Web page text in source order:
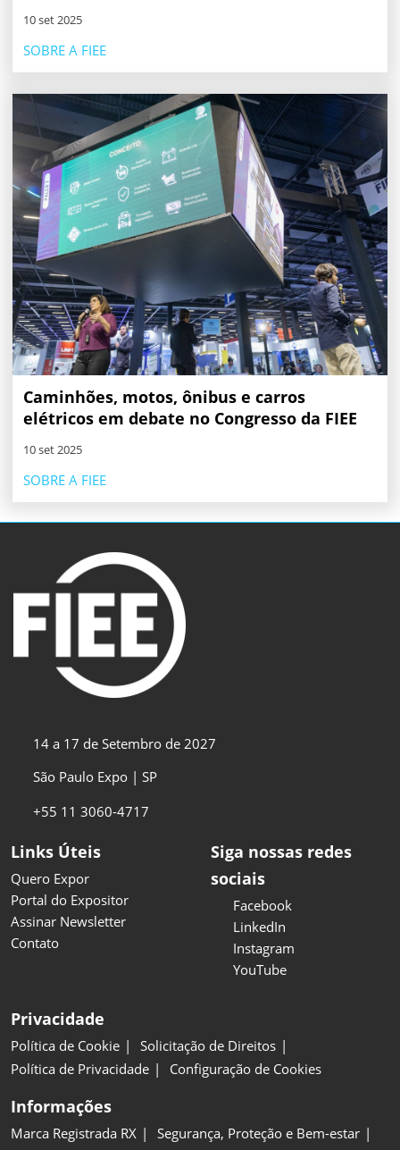
10 set 2025
SOBRE A FIEE
Caminhões, motos, ônibus e carros
elétricos em debate no Congresso da FIEE
10 set 2025
SOBRE A FIEE
14 a 17 de Setembro de 2027
São Paulo Expo | SP
+55 11 3060-4717
Links Úteis
Quero Expor
Portal do Expositor
Assinar Newsletter
Contato
Siga nossas redes
sociais
Facebook
LinkedIn
Instagram
YouTube
Privacidade
Política de Cookie
Solicitação de Direitos
Política de Privacidade
Configuração de Cookies
Informações
Marca Registrada RX
Segurança, Proteção e Bem-estar